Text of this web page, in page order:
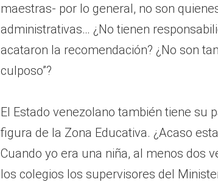
maestras- por lo general, no son
administrativas… ¿No tienen
acataron la recomendación? ¿No son
culposo”?
El Estado venezolano también tiene su
figura de la Zona Educativa. ¿Acaso
Cuando yo era una niña, al menos dos
los colegios los supervisores del